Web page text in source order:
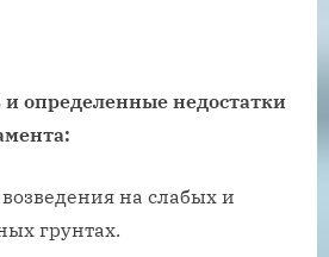
и определенные недостатки
на слабых и
грунтах.